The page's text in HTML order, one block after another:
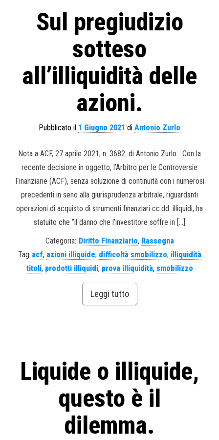
Sul pregiudizio
sotteso
all’illiquidità delle
azioni.
Pubblicato il 1 Giugno 2021 di Antonio Zurlo
Nota a ACF, 27 aprile 2021, n. 3682. di Antonio Zurlo Con la
recente decisione in oggetto, l’Arbitro per le Controversie
Finanziarie (ACF), senza soluzione di continuità con i numerosi
precedenti in seno alla giurisprudenza arbitrale, riguardanti
operazioni di acquisto di strumenti finanziari cc.dd. illiquidi, ha
statuito che “il danno che l’investitore soffre in […]
Categoria: Diritto Finanziario, Rassegna
Tag acf, azioni illiquide, difficoltà smobilizzo, illiquidità
titoli, prodotti illiquidi, prova illiquidità, smobilizzo
Leggi tutto
Liquide o illiquide,
questo è il
dilemma.